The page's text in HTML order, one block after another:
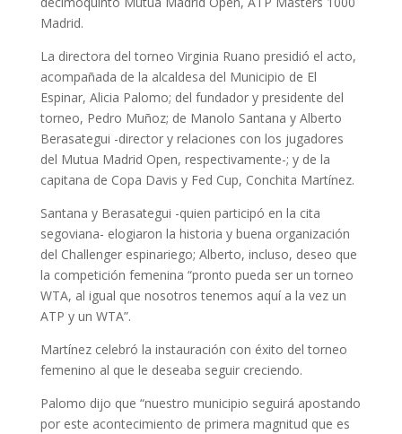
Madrid.
La directora del torneo Virginia Ruano presidió el acto,
acompañada de la alcaldesa del Municipio de El
Espinar, Alicia Palomo; del fundador y presidente del
torneo, Pedro Muñoz; de Manolo Santana y Alberto
Berasategui -director y relaciones con los jugadores
del Mutua Madrid Open, respectivamente-; y de la
capitana de Copa Davis y Fed Cup, Conchita Martínez.
Santana y Berasategui -quien participó en la cita
segoviana- elogiaron la historia y buena organización
del Challenger espinariego; Alberto, incluso, deseo que
la competición femenina “pronto pueda ser un torneo
WTA, al igual que nosotros tenemos aquí a la vez un
ATP y un WTA”.
Martínez celebró la instauración con éxito del torneo
femenino al que le deseaba seguir creciendo.
Palomo dijo que “nuestro municipio seguirá apostando
por este acontecimiento de primera magnitud que es